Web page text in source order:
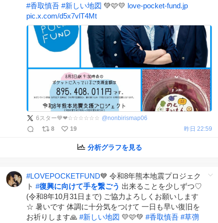
#香取慎吾 #新しい地図 💚🩷💛 love-pocket-fund.jp
pic.x.com/d5x7vlT4Mt
6スター💙❤☆☆☆☆☆☆ @nonbirismap06
8
19 昨日 22:59
分析グラフを見る
#LOVEPOCKETFUND💙 令和8年熊本地震プロジェク
ト #復興に向けて手を繋ごう 出来ることを少しずつ♡
(令和8年10月31日まで) ご協力よろしくお願いします
☆ 暑いです 体調に十分気をつけて 一日も早い復旧を
お祈りします🙏 #新しい地図 💛🩷💚 #香取慎吾 #草彅